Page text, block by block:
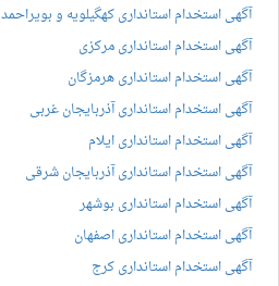
آگهی استخدام استانداری کهگیلویه و بویراحمد
آگهی استخدام استانداری مرکزی
آگهی استخدام استانداری هرمزگان
آگهی استخدام استانداری آذربایجان غربی
آگهی استخدام استانداری ایلام
آگهی استخدام استانداری آذربایجان شرقی
آگهی استخدام استانداری بوشهر
آگهی استخدام استانداری اصفهان
آگهی استخدام استانداری کرج